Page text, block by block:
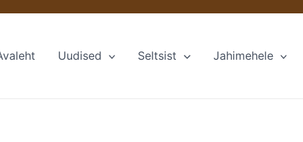
Uudised Seltsist Jahimehele